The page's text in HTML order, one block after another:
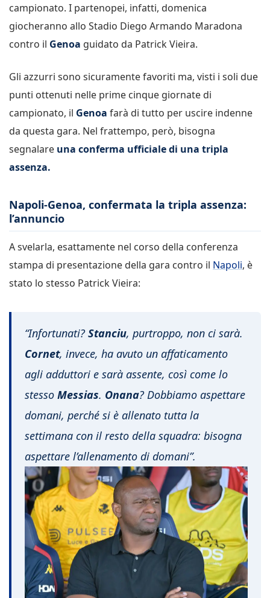
campionato. I partenopei, infatti, domenica
giocheranno allo Stadio Diego Armando Maradona
contro il Genoa guidato da Patrick Vieira.
Gli azzurri sono sicuramente favoriti ma, visti i soli due
punti ottenuti nelle prime cinque giornate di
campionato, il Genoa farà di tutto per uscire indenne
da questa gara. Nel frattempo, però, bisogna
segnalare una conferma ufficiale di una tripla
assenza.
Napoli-Genoa, confermata la tripla assenza:
l’annuncio
A svelarla, esattamente nel corso della conferenza
stampa di presentazione della gara contro il Napoli, è
stato lo stesso Patrick Vieira:
“Infortunati?Stanciu, purtroppo, non ci sarà.
Cornet, invece, ha avuto un affaticamento
agli adduttori e sarà assente, così come lo
stesso Messias. Onana? Dobbiamo aspettare
domani, perché si è allenato tutta la
settimana con il resto della squadra: bisogna
aspettare l’allenamento di domani”.